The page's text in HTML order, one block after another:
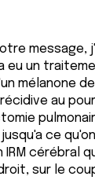
message,
eu un
mélanone
au
ce
IRM cérébral
sur le